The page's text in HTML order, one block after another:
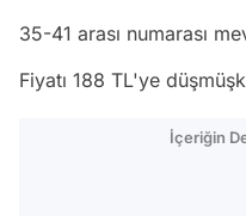
35-41 arası numarası
Fiyatı 188 TL'ye
İçeriğin